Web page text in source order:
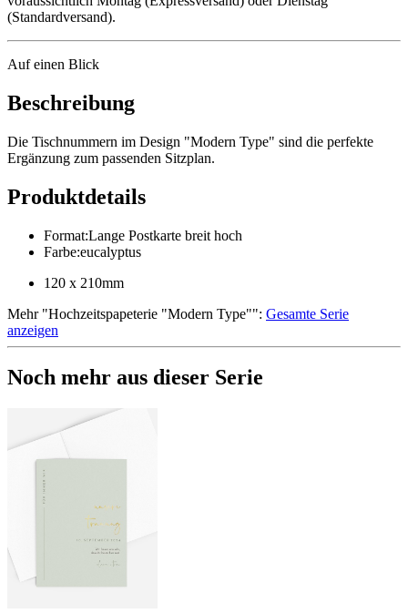
(Standardversand).
Auf einen Blick
Beschreibung
Die Tischnummern im Design "Modern Type" sind die perfekte
Ergänzung zum passenden Sitzplan.
Produktdetails
Format:Lange Postkarte breit hoch
Farbe:eucalyptus
120 x 210mm
Mehr"Hochzeitspapeterie "Modern Type"": Gesamte Serie
anzeigen
Noch mehr aus dieser Serie